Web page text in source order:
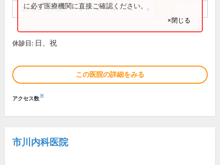
14:30～17:30 ● ● ● ●
に必ず医療機関に直接ご確認ください。
×閉じる
休診日: 日、祝
この医院の詳細をみる
アクセス数※
市川内科医院